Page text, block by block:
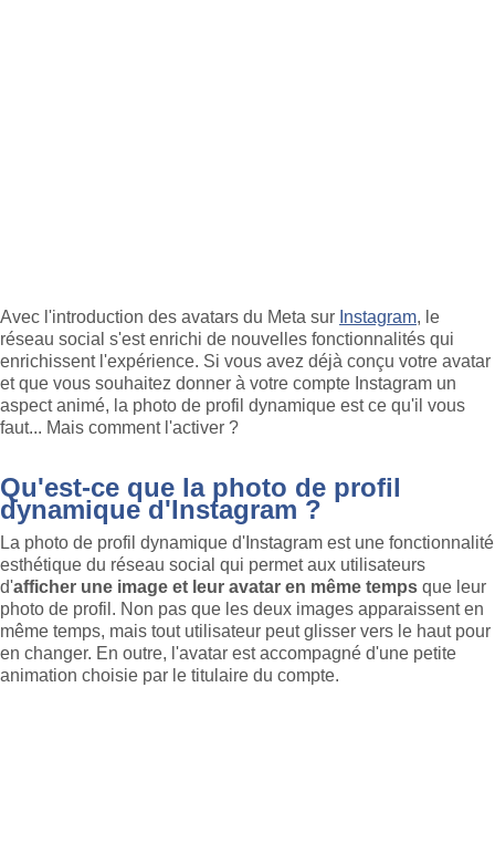
Avec l'introduction des avatars du Meta sur Instagram, le
réseau social s'est enrichi de nouvelles fonctionnalités qui
enrichissent l'expérience. Si vous avez déjà conçu votre avatar
et que vous souhaitez donner à votre compte Instagram un
aspect animé, la photo de profil dynamique est ce qu'il vous
faut... Mais comment l'activer ?
Qu'est-ce que la photo de profil
dynamique d'Instagram ?
La photo de profil dynamique d'Instagram est une fonctionnalité
esthétique du réseau social qui permet aux utilisateurs
d'afficher une image et leur avatar en même temps que leur
photo de profil. Non pas que les deux images apparaissent en
même temps, mais tout utilisateur peut glisser vers le haut pour
en changer. En outre, l'avatar est accompagné d'une petite
animation choisie par le titulaire du compte.